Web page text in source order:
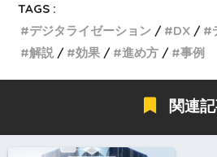
TAGS :
デジタライゼーション
DX
解説
効果 進め方 事例
関連